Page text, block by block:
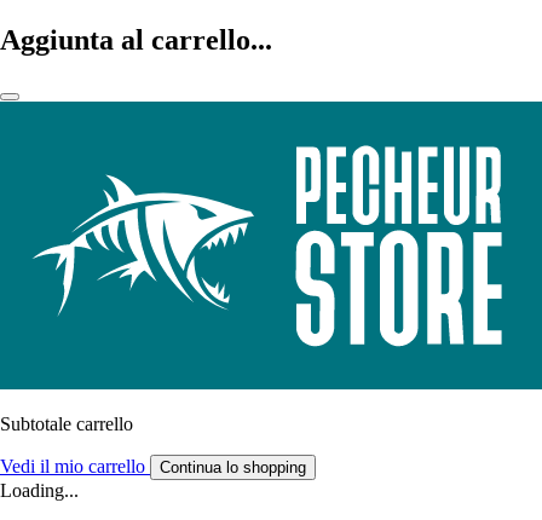
Aggiunta al carrello...
Subtotale carrello
Vedi il mio carrello Continua lo shopping
Loading...